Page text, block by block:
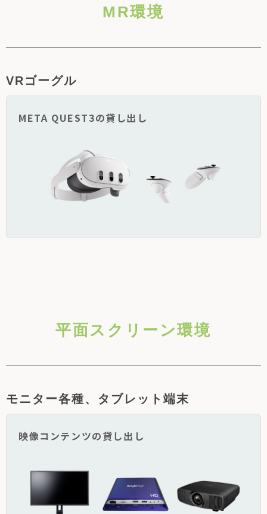
MR環境
VRゴーグル
META QUEST3の貸し出し
平面スクリーン環境
モニター各種、タブレット端末
映像コンテンツの貸し出し